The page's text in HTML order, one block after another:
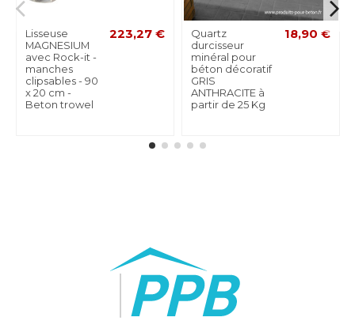
Lisseuse
MAGNESIUM
avec Rock-it -
manches
clipsables - 90
x 20 cm -
Beton trowel
223,27 €
Quartz
durcisseur
minéral pour
béton décoratif
GRIS
ANTHRACITE à
partir de 25 Kg
18,90 €